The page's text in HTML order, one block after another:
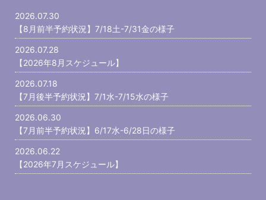
2026.07.30
【8月前半予約状況】7/18土-7/31金の様子
2026.07.28
【2026年8月スケジュール】
2026.07.18
【7月後半予約状況】7/1水-7/15水の様子
2026.06.30
【7月前半予約状況】6/17水-6/28日の様子
2026.06.22
【2026年7月スケジュール】